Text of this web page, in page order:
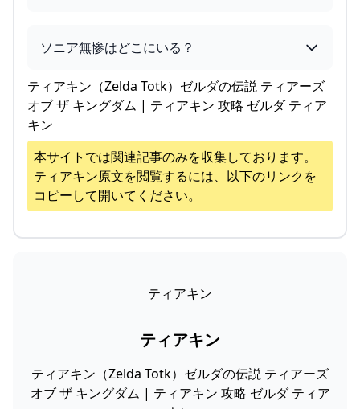
ソニア無惨はどこにいる？
ティアキン（Zelda Totk）ゼルダの伝説 ティアーズ
オブ ザ キングダム | ティアキン 攻略 ゼルダ ティア
キン
本サイトでは関連記事のみを収集しております。
ティアキン原文を閲覧するには、以下のリンクを
コピーして開いてください。
ティアキン
ティアキン
ティアキン（Zelda Totk）ゼルダの伝説 ティアーズ
オブ ザ キングダム | ティアキン 攻略 ゼルダ ティア